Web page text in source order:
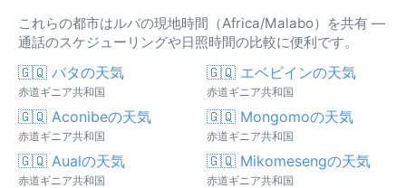
これらの都市はルバの現地時間（Africa/Malabo）を共有 —
通話のスケジューリングや日照時間の比較に便利です。
🇬🇶 バタの天気
赤道ギニア共和国
🇬🇶 エベビインの天気
赤道ギニア共和国
🇬🇶 Aconibeの天気
赤道ギニア共和国
🇬🇶 Mongomoの天気
赤道ギニア共和国
🇬🇶 Aualの天気
赤道ギニア共和国
🇬🇶 Mikomesengの天気
赤道ギニア共和国